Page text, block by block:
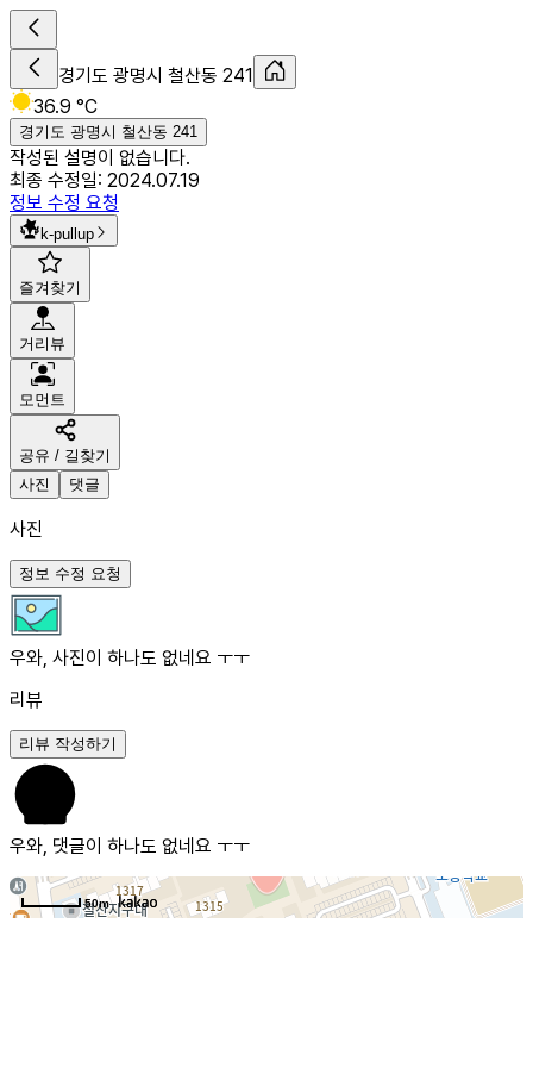
경기도 광명시 철산동 241
36.9 °C
경기도 광명시 철산동 241
작성된 설명이 없습니다.
최종 수정일: 2024.07.19
정보 수정 요청
k-pullup
즐겨찾기
거리뷰
모먼트
공유 / 길찾기
사진
댓글
사진
정보 수정 요청
우와, 사진이 하나도 없네요 ㅜㅜ
리뷰
리뷰 작성하기
우와, 댓글이 하나도 없네요 ㅜㅜ
50m